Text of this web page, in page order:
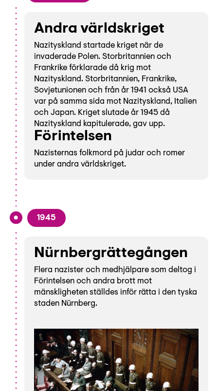
Andra världskriget
Nazityskland startade kriget när de
invaderade Polen. Storbritannien och
Frankrike förklarade då krig mot
Nazityskland. Storbritannien, Frankrike,
Sovjetunionen och från år 1941 också USA
var på samma sida mot Nazityskland, Italien
och Japan. Kriget slutade år 1945 då
Nazityskland kapitulerade, gav upp.
Förintelsen
Nazisternas folkmord på judar och romer
under andra världskriget.
1945
Nürnbergrättegången
Flera nazister och medhjälpare som deltog i
Förintelsen och andra brott mot
mänskligheten ställdes inför rätta i den tyska
staden Nürnberg.